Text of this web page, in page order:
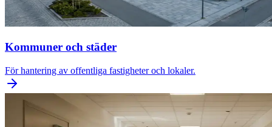
Kommuner och städer
För hantering av offentliga fastigheter och lokaler.